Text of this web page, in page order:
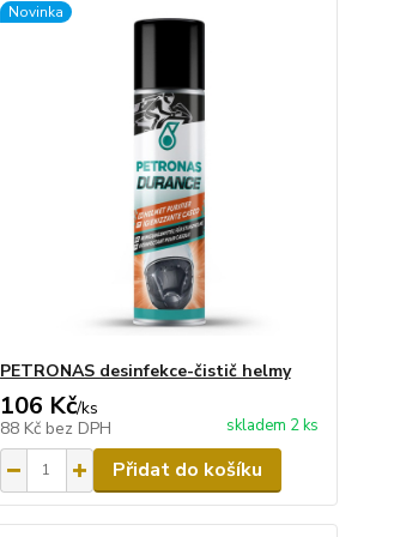
Novinka
PETRONAS desinfekce-čistič helmy
106 Kč/ks
88 Kč bez DPH skladem 2 ks
Přidat do košíku